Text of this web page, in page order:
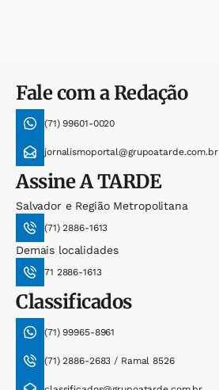
Fale com a Redação
(71) 99601-0020
jornalismoportal@grupoatarde.com.br
AssineA TARDE
Salvador e Região Metropolitana
(71) 2886-1613
Demais localidades
71 2886-1613
Classificados
(71) 99965-8961
(71) 2886-2683 / Ramal 8526